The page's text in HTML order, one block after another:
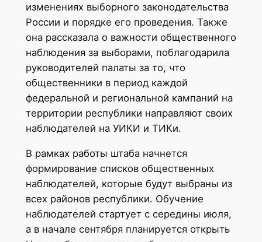
изменениях выборного законодательства
России и порядке его проведения. Также
она рассказала о важности общественного
наблюдения за выборами, поблагодарила
руководителей палаты за то, что
общественники в период каждой
федеральной и региональной кампаний на
территории республики направляют своих
наблюдателей на УИКИ и ТИКи.
В рамках работы штаба начнется
формирование списков общественных
наблюдателей, которые будут выбраны из
всех районов республики. Обучение
наблюдателей стартует с середины июля,
а в начале сентября планируется открыть